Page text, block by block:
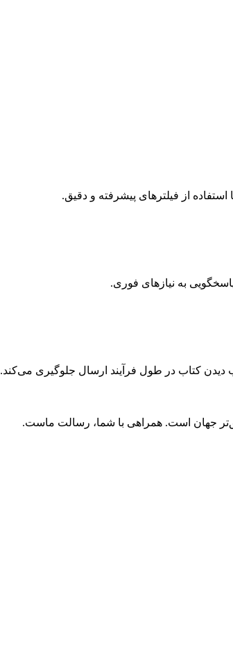
به نیازهای فوری.
دیدن کتاب در طول فرآیند ارسال جلوگیری می‌کند.
جهان است. همراهی با شما، رسالت ماست.